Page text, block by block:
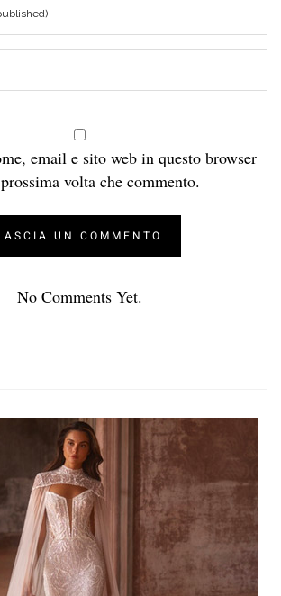
email e sito web in questo browser
volta che commento.
No Comments Yet.